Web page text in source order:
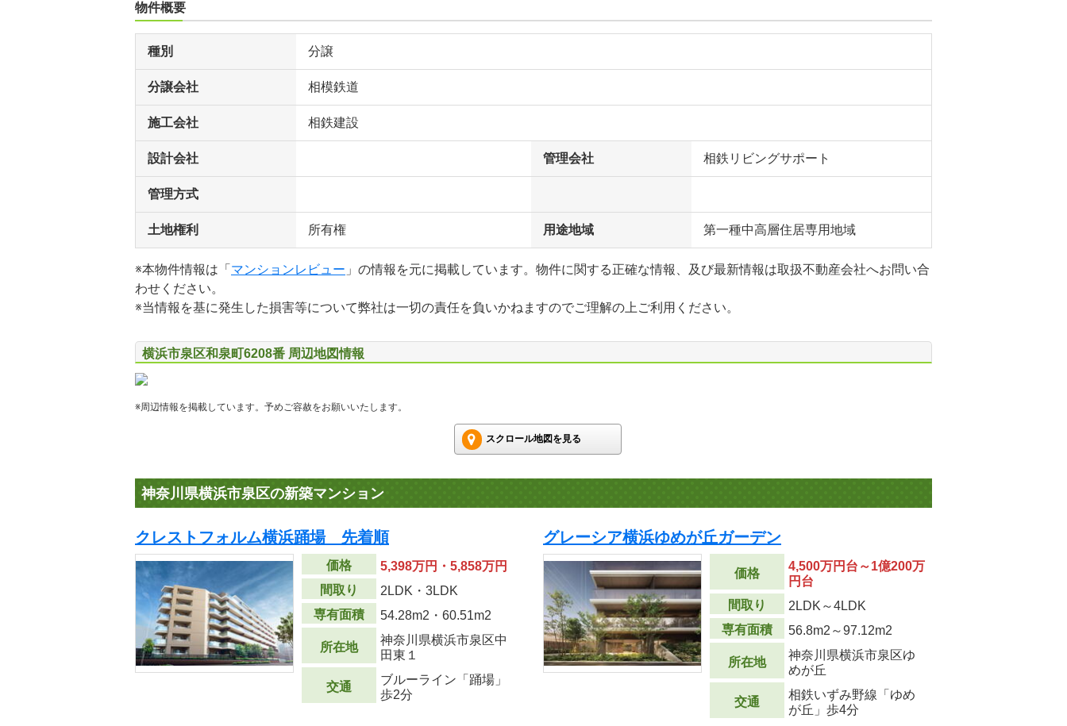
物件概要
種別 分譲
分譲会社 相模鉄道
施工会社 相鉄建設
設計会社 管理会社 相鉄リビングサポート
管理方式
土地権利 所有権 用途地域 第一種中高層住居専用地域
※本物件情報は「 マンションレビュー 」の情報を元に掲載しています。物件に関する正確な情報、及び最新情報は取扱不動産会社へお問い合
わせください。
※当情報を基に発生した損害等について弊社は一切の責任を負いかねますのでご理解の上ご利用ください。
横浜市泉区和泉町6208番 周辺地図情報
※周辺情報を掲載しています。予めご容赦をお願いいたします。
スクロール地図を見る
神奈川県横浜市泉区の新築マンション
クレストフォルム横浜踊場 先着順
価格
5,398万円・5,858万円
間取り
2LDK・3LDK
専有面積
54.28m2 ・60.51m2
所在地
神奈川県横浜市泉区中
田東１
交通
ブルーライン「踊場」
歩2分
グレーシア横浜ゆめが丘ガーデン
価格
4,500万円台～1億200万
円台
間取り
2LDK～4LDK
専有面積
56.8m2 ～97.12m2
所在地
神奈川県横浜市泉区ゆ
めが丘
交通
相鉄いずみ野線「ゆめ
が丘」歩4分